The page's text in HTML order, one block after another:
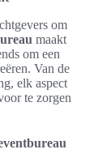
om
maakt
om een
Van de
elk aspect
te zorgen